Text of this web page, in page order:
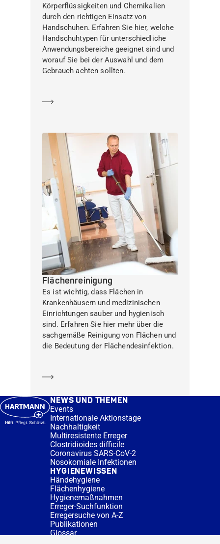
Körperflüssigkeiten und Chemikalien
durch den richtigen Einsatz von
Handschuhen. Erfahren Sie hier, welche
Handschuhtypen für unterschiedliche
Anwendungsbereiche geeignet sind und
worauf Sie bei der Auswahl und dem
Gebrauch achten sollten.
Flächenreinigung
Es ist wichtig, dass Flächen in
Krankenhäusern und medizinischen
Einrichtungen sauber und hygienisch
sind. Erfahren Sie hier mehr über die
sachgemäße Reinigung von Flächen und
die Bedeutung der Flächendesinfektion.
NEWS UND THEMEN
Events
Internationale Aktionstage
Nachhaltigkeit
Multiresistente Erreger
Clostridioides difficile
Coronavirus SARS-CoV-2
Nosokomiale Infektionen
HYGIENEWISSEN
Händehygiene
Flächenhygiene
Hygienemaßnahmen
Erreger-Suchfunktion
Erregersuche von A-Z
Publikationen
Glossar